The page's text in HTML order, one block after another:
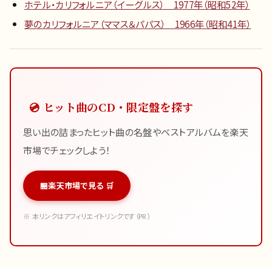
ホテル・カリフォルニア（イーグルス） 1977年（昭和52年）
夢のカリフォルニア（ママス＆パパス） 1966年（昭和41年）
💿 ヒット曲のCD・限定盤を探す
思い出の詰まったヒット曲の名盤やベストアルバムを楽天
市場でチェックしよう！
楽天市場で見る 🛒
※ 本リンクはアフィリエイトリンクです（PR）